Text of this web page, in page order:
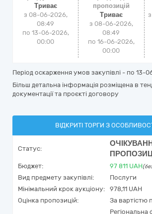
Триває
з 08-06-2026,
08:49
по 13-06-2026,
00:00
пропозицій
Триває
з 08-06-2026,
08:49
по 16-06-2026,
00:00
з
Період оскарження умов закупівлі - по 13-
Більш детальна інформація розміщена в
документації та проєкті договору
ВІДКРИТІ ТОРГИ З
Статус:
Бюджет: 97 811 UAH
Вид предмету закупівлі:
Послуги
Мінімальний крок аукціону:
978,11 UAH
Оцінка пропозицій:
За вартістю
Регіональна